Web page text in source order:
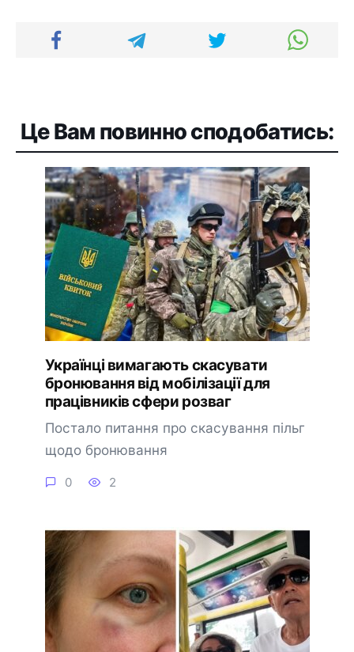
Це Вам повинно сподобатись:
Українці вимагають скасувати
бронювання від мобілізації для
працівників сфери розваг
Постало питання про скасування пільг
щодо бронювання
0 2